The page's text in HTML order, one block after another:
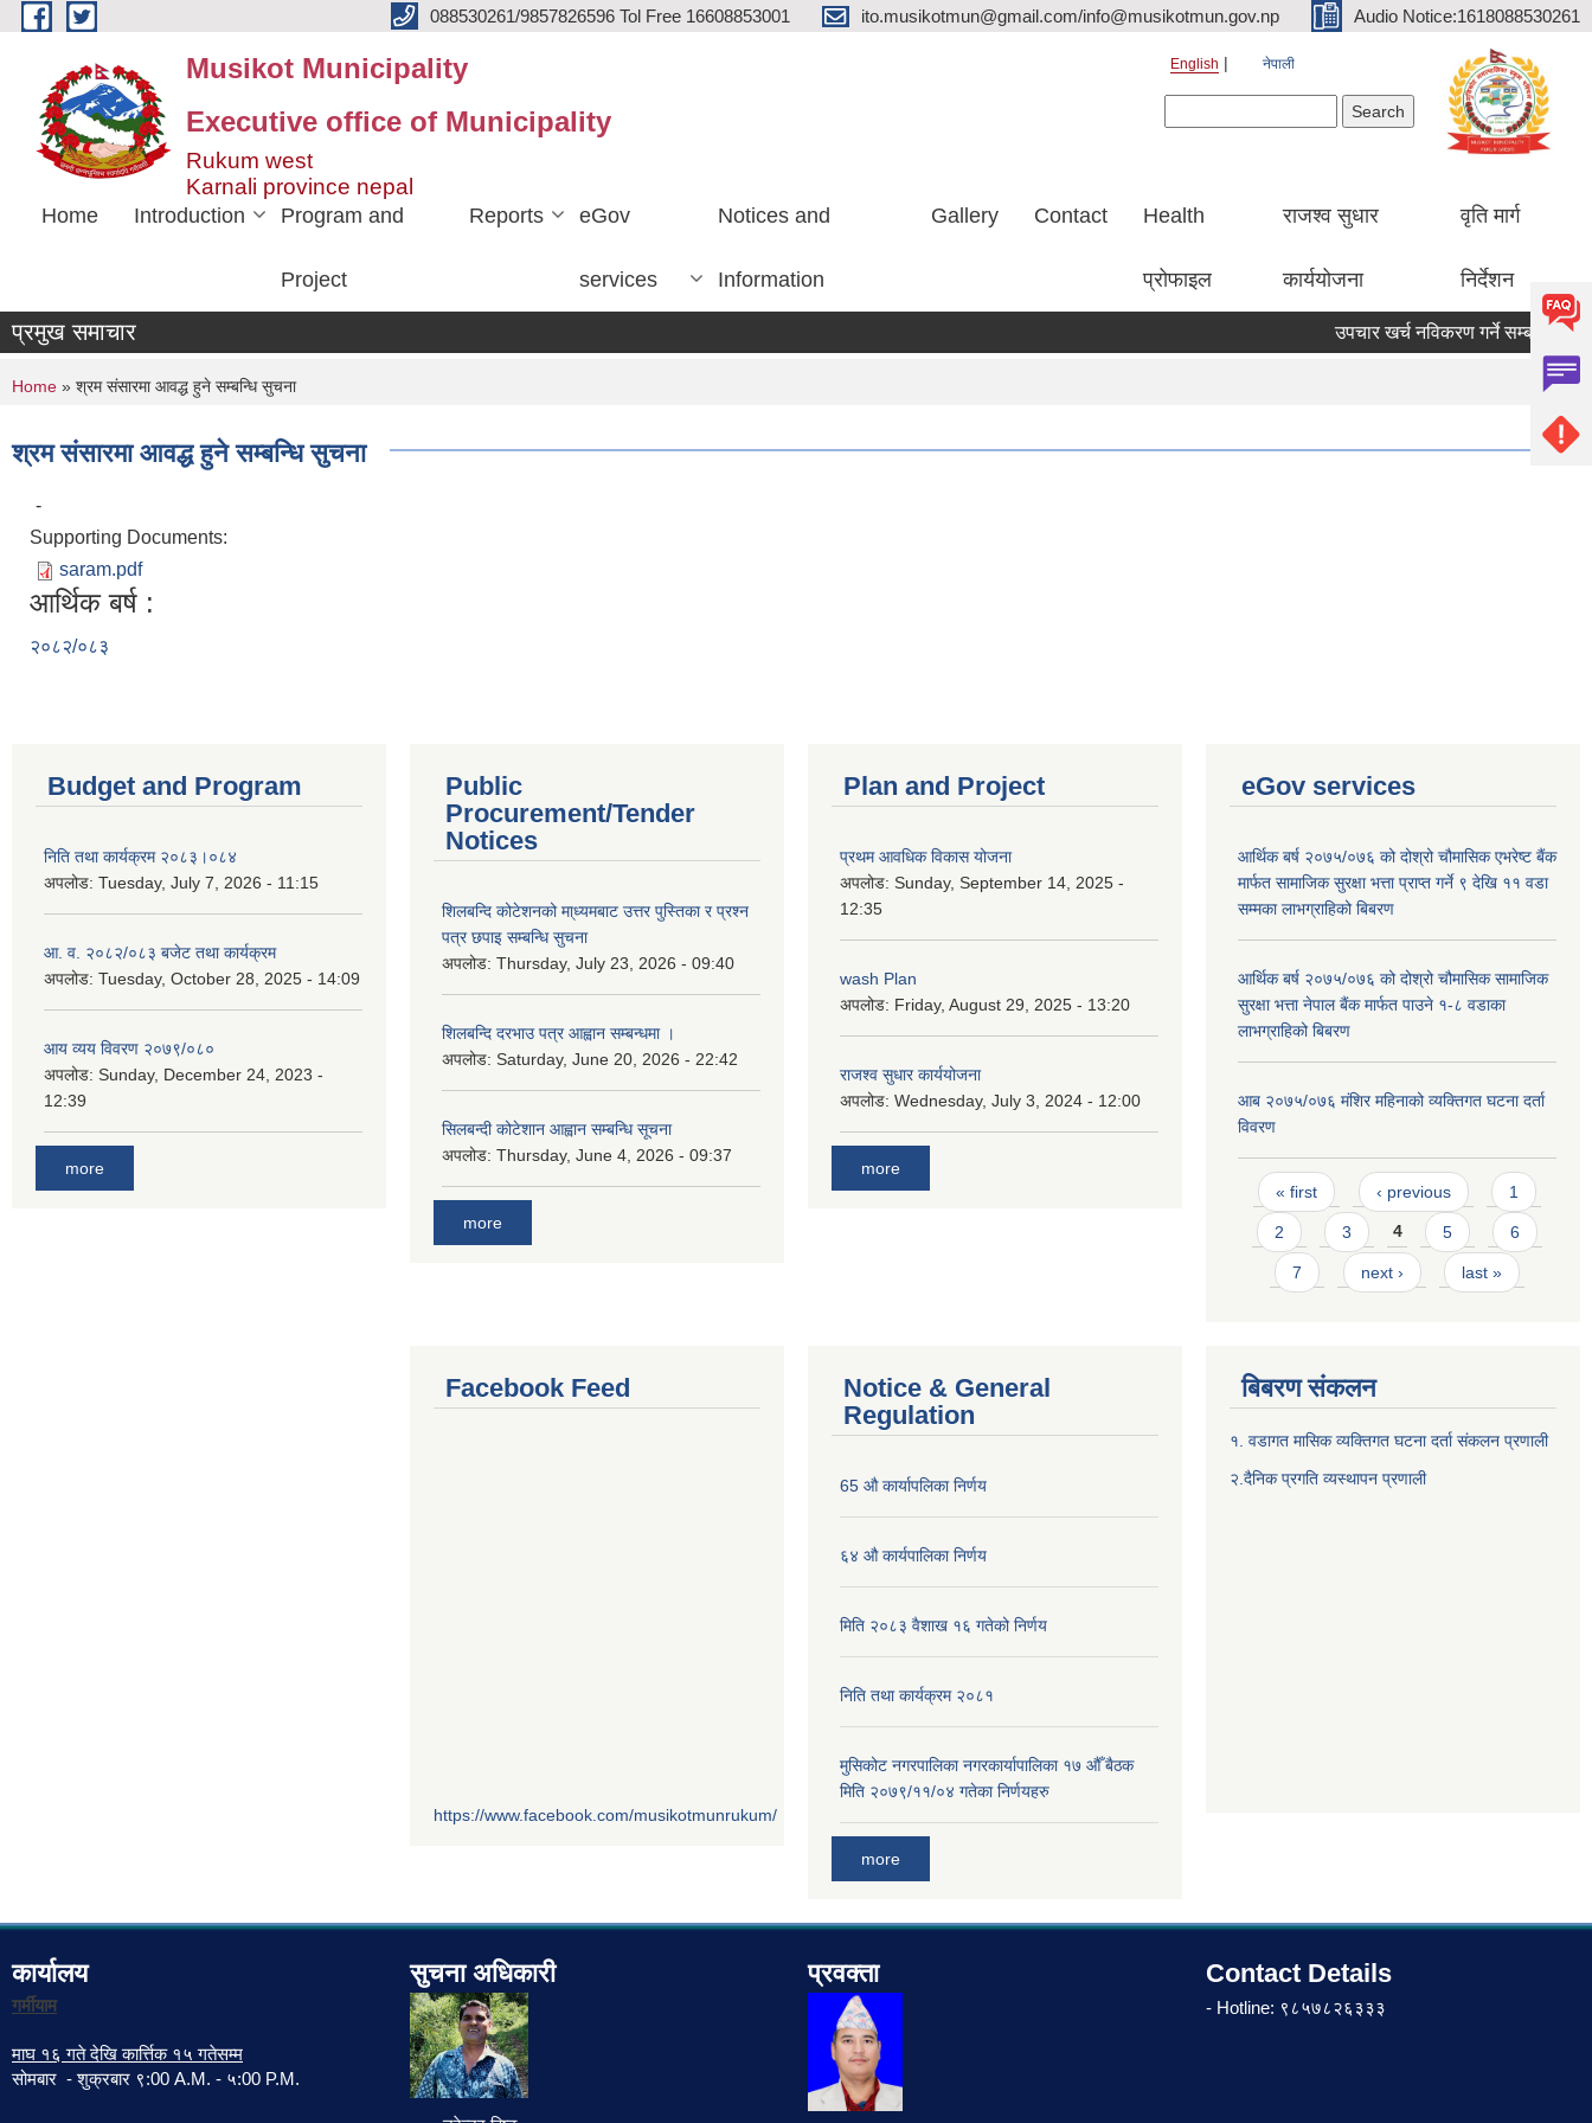
Skip to main content 088530261/9857826596 Tol Free 16608853001 ito.musikotmun@gmail.com/info@musikotmun.gov.np Audio Notice:1618088530261
Musikot Municipality
Executive office of Municipality
Rukum west
Karnali province nepal
English नेपाली
Home Introduction Program and
Project
Reports eGov
services
Notices and
Information
Gallery Contact Health
प्रोफाइल
राजश्व सुधार
कार्ययोजना
वृति मार्ग
निर्देशन
प्रमुख समाचार उपचार खर्च नविकरण गर्ने सम्बन्धमा
You are here
Home » श्रम संसारमा आवद्ध हुने सम्बन्धि सुचना
श्रम संसारमा आवद्ध हुने सम्बन्धि सुचना
-
Supporting Documents:
saram.pdf
आर्थिक बर्ष :
२०८२/०८३
Budget and Program
निति तथा कार्यक्रम २०८३।०८४
अपलोड: Tuesday, July 7, 2026 - 11:15
आ. व. २०८२/०८३ बजेट तथा कार्यक्रम
अपलोड: Tuesday, October 28, 2025 - 14:09
आय व्यय विवरण २०७९/०८०
अपलोड: Sunday, December 24, 2023 -
12:39
more
Public
Procurement/Tender
Notices
शिलबन्दि कोटेशनको मा्ध्यमबाट उत्तर पुस्तिका र प्रश्न
पत्र छपाइ सम्बन्धि सुचना
अपलोड: Thursday, July 23, 2026 - 09:40
शिलबन्दि दरभाउ पत्र आह्वान सम्बन्धमा ।
अपलोड: Saturday, June 20, 2026 - 22:42
सिलबन्दी कोटेशान आह्वान सम्बन्धि सूचना
अपलोड: Thursday, June 4, 2026 - 09:37
more
Plan and Project
प्रथम आवधिक विकास योजना
अपलोड: Sunday, September 14, 2025 -
12:35
wash Plan
अपलोड: Friday, August 29, 2025 - 13:20
राजश्व सुधार कार्ययोजना
अपलोड: Wednesday, July 3, 2024 - 12:00
more
eGov services
आर्थिक बर्ष २०७५/०७६ को दोश्रो चौमासिक एभरेष्ट बैंक
मार्फत सामाजिक सुरक्षा भत्ता प्राप्त गर्ने ९ देखि ११ वडा
सम्मका लाभग्राहिको बिबरण
आर्थिक बर्ष २०७५/०७६ को दोश्रो चौमासिक सामाजिक
सुरक्षा भत्ता नेपाल बैंक मार्फत पाउने १-८ वडाका
लाभग्राहिको बिबरण
आब २०७५/०७६ मंशिर महिनाको व्यक्तिगत घटना दर्ता
विवरण
Pages
« first ‹ previous 1
2 3 4 5 6
7 next › last »
Facebook Feed
https://www.facebook.com/musikotmunrukum/
Notice & General
Regulation
65 औ कार्यापलिका निर्णय
६४ औ कार्यपालिका निर्णय
मिति २०८३ वैशाख १६ गतेको निर्णय
निति तथा कार्यक्रम २०८१
मुसिकोट नगरपालिका नगरकार्यापालिका १७ औँ बैठक
मिति २०७९/११/०४ गतेका निर्णयहरु
more
बिबरण संकलन
१. वडागत मासिक व्यक्तिगत घटना दर्ता संकलन प्रणाली
२.दैनिक प्रगति व्यस्थापन प्रणाली
कार्यालय
गर्मीयाम
माघ १६ गते देखि कार्त्तिक १५ गतेसम्म
सोमबार - शुक्रबार ९:00 A.M. - ५:00 P.M.
सुचना अधिकारी प्रवक्ता Contact Details
- Hotline: ९८५७८२६३३३